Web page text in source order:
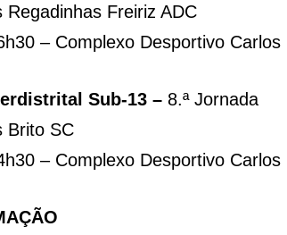
Regadinhas Freiriz ADC
– Complexo Desportivo Carlos
Sub-13 – 8.ª Jornada
Brito SC
– Complexo Desportivo Carlos